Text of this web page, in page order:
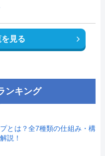
見る
ンキング
とは？全7種類の仕組み・構
説！